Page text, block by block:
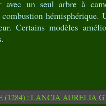
avec un seul arbre à
hémisphérique.
Certains modèles